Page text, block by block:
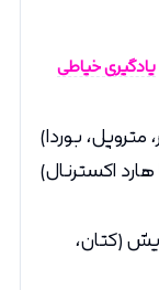
یادگیری خیاطی
بوردا)
اکسترنال)
(کتان،